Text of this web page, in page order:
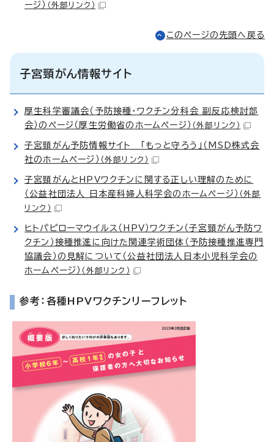
ージ） （外部リンク）
このページの先頭へ戻る
子宮頸がん情報サイト
厚生科学審議会（予防接種・ワクチン分科会 副反応検討部
会）のページ（厚生労働省のホームページ） （外部リンク）
子宮頸がん予防情報サイト 「もっと守ろう」（MSD株式会
社のホームページ） （外部リンク）
子宮頸がんとHPVワクチンに関する正しい理解のために
（公益社団法人 日本産科婦人科学会のホームページ） （外部
リンク）
ヒトパピローマウイルス（HPV）ワクチン（子宮頸がん予防ワ
クチン）接種推進に向けた関連学術団体（予防接種推進専門
協議会）の見解について（公益社団法人日本小児科学会の
ホームページ） （外部リンク）
参考：各種HPVワクチンリーフレット